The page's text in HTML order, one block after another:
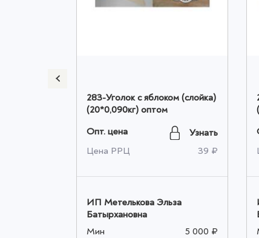
283-Уголок с яблоком (слойка)
(20*0,090кг) оптом
Опт. цена
Узнать
Цена РРЦ
39 ₽
ИП Метелькова Эльза
Батырхановна
Мин
5 000 ₽